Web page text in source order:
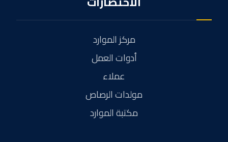
مركز الموارد
أدوات العمل
عملاء
مولدات الرصاص
مكتبة الموارد